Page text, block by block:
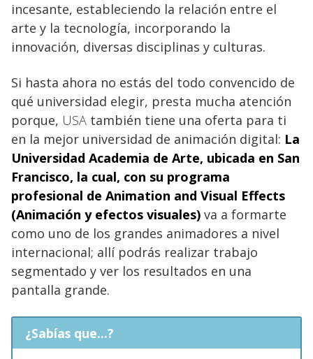
incesante, estableciendo la relación entre el
arte y la tecnología, incorporando la
innovación, diversas disciplinas y culturas.
Si hasta ahora no estás del todo convencido de
qué universidad elegir, presta mucha atención
porque, USA también tiene una oferta para ti
en la mejor universidad de animación digital: La
Universidad Academia de Arte, ubicada en San
Francisco, la cual, con su programa
profesional de Animation and Visual Effects
(Animación y efectos visuales) va a formarte
como uno de los grandes animadores a nivel
internacional; allí podrás realizar trabajo
segmentado y ver los resultados en una
pantalla grande.
¿Sabías que...?